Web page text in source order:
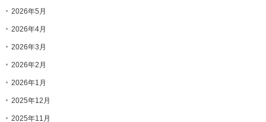
2026年5月
2026年4月
2026年3月
2026年2月
2026年1月
2025年12月
2025年11月